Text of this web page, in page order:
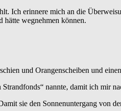
Ich erinnere mich an die
wegnehmen können.
und Orangenscheiben und
nannte, damit ich mir
sie den Sonnenuntergang von